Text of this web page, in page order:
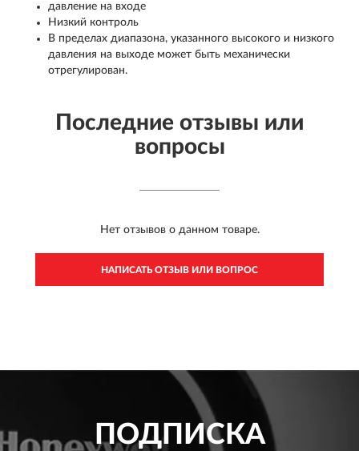
давление на входе
Низкий контроль
В пределах диапазона, указанного высокого и низкого
давления на выходе может быть механически
отрегулирован.
Последние отзывы или
вопросы
Нет отзывов о данном товаре.
НАПИСАТЬ ОТЗЫВ ИЛИ ВОПРОС
ПОДПИСКА